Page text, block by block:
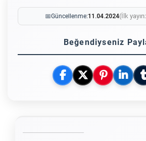
📅Güncellenme:11.04.2024(İlk
Beğendiyseniz